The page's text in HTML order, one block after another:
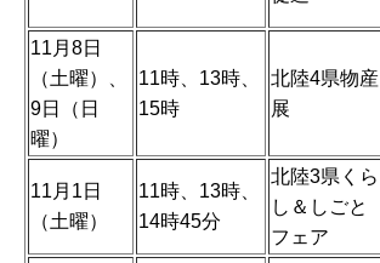
11月8日
（土曜）、
9日（日
曜）
11時、13時、
15時
北陸4県物産
展
11月1日
（土曜）
11時、13時、
14時45分
北陸3県くら
し＆しごと
フェア